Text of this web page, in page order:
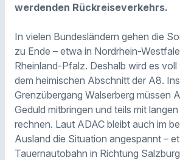
werdenden Rückreiseverkehrs.
In vielen Bundesländern gehen die
zu Ende – etwa in Nordrhein-
Rheinland-Pfalz. Deshalb wird es
dem heimischen Abschnitt der A8.
Grenzübergang Walserberg müssen
Geduld mitbringen und teils mit
rechnen. Laut ADAC bleibt auch im
Ausland die Situation angespannt –
Tauernautobahn in Richtung